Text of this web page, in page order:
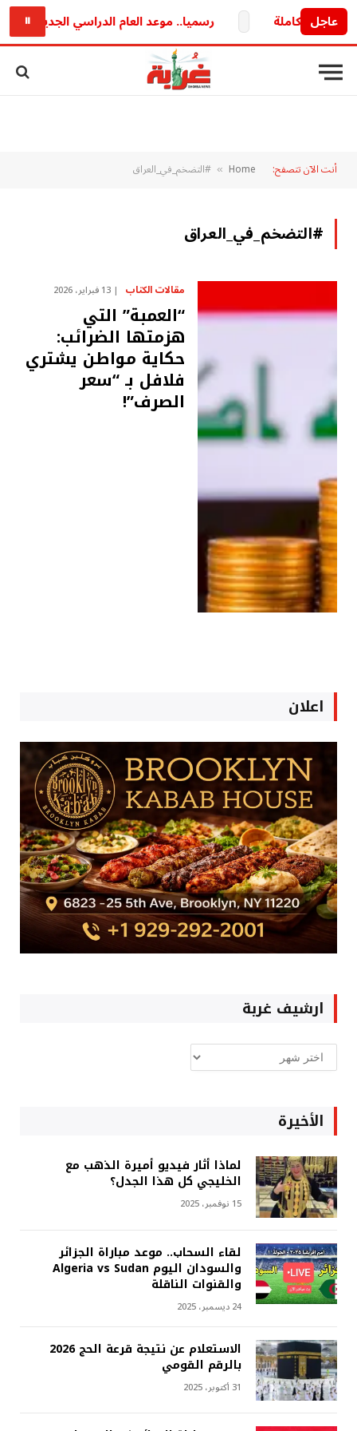
عاجل رسميا.. موعد العام الدراسي الجديد 2026/2027 وخريطة الدراسة والامتحانات كاملة ⏸
أنت الآن تتصفح: Home
» #التضخم_في_العراق
#التضخم_في_العراق
مقالات الكتاب 13 فبراير، 2026
“العمبة” التي
هزمتها الضرائب:
حكاية مواطن يشتري
فلافل بـ “سعر
الصرف”!
اعلان
ارشيف غربة
ارشيف
غربة
الأخيرة
لماذا أثار فيديو أميرة الذهب مع
الخليجي كل هذا الجدل؟
15 نوفمبر، 2025
لقاء السحاب.. موعد مباراة الجزائر
والسودان اليوم Algeria vs Sudan
والقنوات الناقلة
24 ديسمبر، 2025
الاستعلام عن نتيجة قرعة الحج 2026
بالرقم القومي
31 أكتوبر، 2025